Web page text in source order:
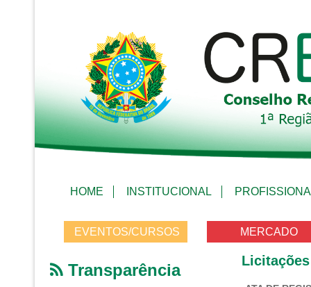
HOME INSTITUCIONAL
EVENTOS/CURSOS MERCADO
Transparência